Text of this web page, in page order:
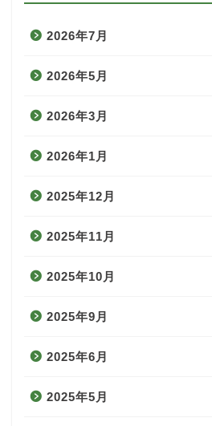
2026年7月
2026年5月
2026年3月
2026年1月
2025年12月
2025年11月
2025年10月
2025年9月
2025年6月
2025年5月